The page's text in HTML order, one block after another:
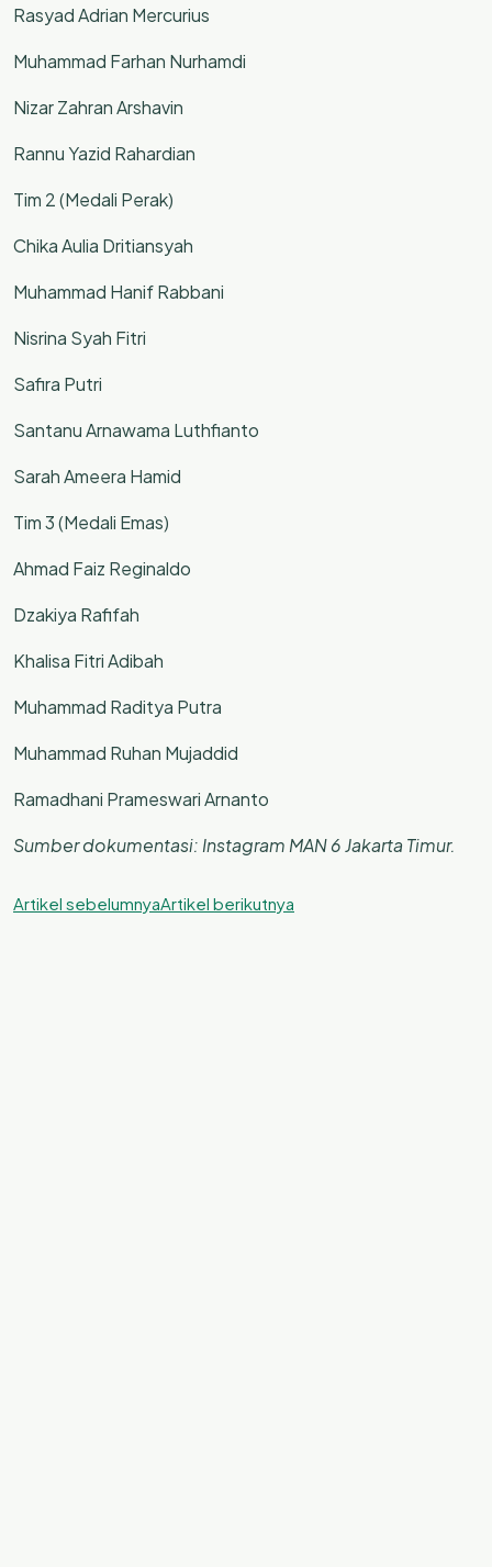
Rasyad Adrian Mercurius
Muhammad Farhan Nurhamdi
Nizar Zahran Arshavin
Rannu Yazid Rahardian
Tim 2 (Medali Perak)
Chika Aulia Dritiansyah
Muhammad Hanif Rabbani
Nisrina Syah Fitri
Safira Putri
Santanu Arnawama Luthfianto
Sarah Ameera Hamid
Tim 3 (Medali Emas)
Ahmad Faiz Reginaldo
Dzakiya Rafifah
Khalisa Fitri Adibah
Muhammad Raditya Putra
Muhammad Ruhan Mujaddid
Ramadhani Prameswari Arnanto
Sumber dokumentasi: Instagram MAN 6 Jakarta Timur.
Artikel sebelumnyaArtikel berikutnya